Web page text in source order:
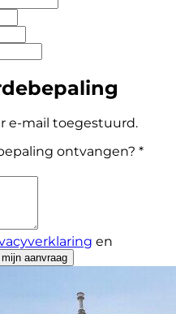
e-mail toegestuurd.
ontvangen? *
en
aanvraag